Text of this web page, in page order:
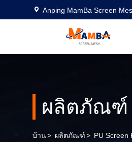
Anping MamBa Screen
ผลิตภัณฑ์
บ้าน> ผลิตภัณฑ์> PU Screen